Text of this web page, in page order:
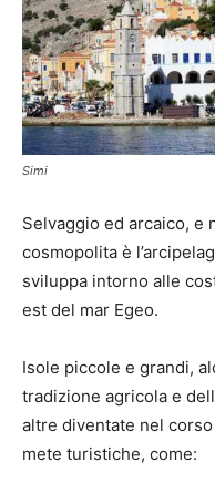
Simi
Selvaggio ed arcaico, e
cosmopolita è
sviluppa intorno alle
est del mar Egeo.
Isole piccole e grandi,
tradizione agricola e
altre diventate nel
mete turistiche, come: